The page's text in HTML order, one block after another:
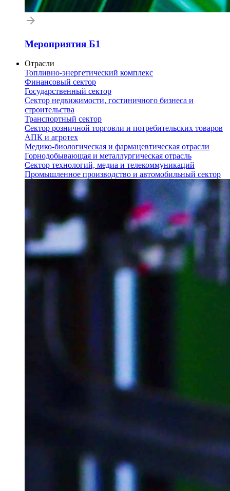
Мероприятия Б1
Отрасли
Топливно-энергетический комплекс
Финансовый сектор
Государственный сектор
Сектор недвижимости, гостиничного бизнеса и
строительства
Транспортный сектор
Сектор розничной торговли и потребительских товаров
АПК и агротех
Медико-биологическая и фармацевтическая отрасли
Горнодобывающая и металлургическая отрасль
Сектор технологий, медиа и телекоммуникаций
Промышленное производство и автомобильный сектор